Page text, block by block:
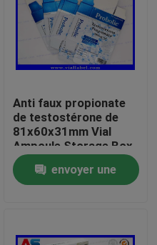
Anti faux propionate
de testostérone de
81x60x31mm Vial
Ampoule Storage Box
For 1ml
envoyer une